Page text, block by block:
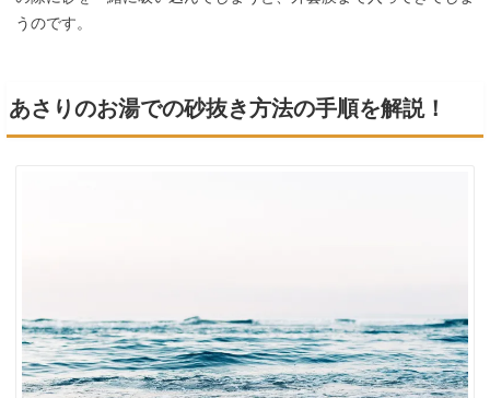
うのです。
あさりのお湯での砂抜き方法の手順を解説！